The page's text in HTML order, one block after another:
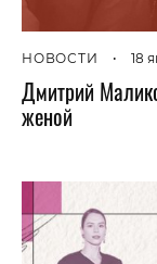
НОВОСТИ • 18
Дмитрий
женой